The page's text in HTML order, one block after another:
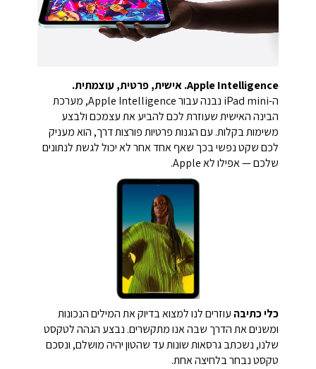
Apple Intelligence. אישית, פרטית, עוצמתית.
ה-iPad mini נבנה עבור Apple Intelligence, מערכת
הבינה האישית שעוזרת לכם להביע את עצמכם ולבצע
משימות בקלות. עם הגנות פרטיות פורצות דרך, הוא מעניק
לכם שקט נפשי בכך שאף אחד אחר לא יכול לגשת לנתונים
שלכם — אפילו לא Apple.
כלי כתיבה עוזרים לנו למצוא בדיוק את המילים הנכונות
ומשנים את הדרך שבה אנו מתקשרים. נבצע הגהה לטקסט
שלנו, נשכתב גרסאות שונות עד שהטון יהיה מושלם, ונסכם
טקסט נבחר בלחיצה אחת.